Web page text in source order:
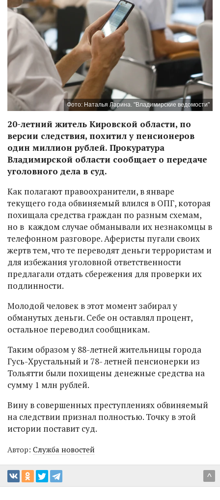
Фото: Наталья Ларина. "Владимирские ведомости"
20-летний житель Кировской области, по
версии следствия, похитил у пенсионеров
один миллион рублей. Прокуратура
Владимирской области сообщает о передаче
уголовного дела в суд.
Как полагают правоохранители, в январе
текущего года обвиняемый влился в ОПГ, которая
похищала средства граждан по разным схемам,
но в каждом случае обманывали их незнакомцы в
телефонном разговоре. Аферисты пугали своих
жертв тем, что те переводят деньги террористам и
для избежания уголовной ответственности
предлагали отдать сбережения для проверки их
подлинности.
Молодой человек в этот момент забирал у
обманутых деньги. Себе он оставлял процент,
остальное переводил сообщникам.
Таким образом у 88-летней жительницы города
Гусь-Хрустальный и 78- летней пенсионерки из
Тольятти были похищены денежные средства на
сумму 1 млн рублей.
Вину в совершенных преступлениях обвиняемый
на следствии признал полностью. Точку в этой
истории поставит суд.
Автор: Служба новостей
^